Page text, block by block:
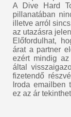
A Dive Hard
pillanatában
illetve arról
az utazásra
Előfordulhat,
árat a partner
ezért mindig az
által
fizetendő
Iroda emailben
ez az ár